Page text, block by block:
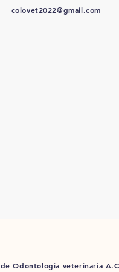
colovet2022@gmail.com
Odontologia veterinaria